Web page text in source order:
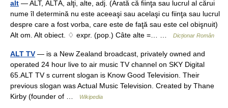
alt — ALT, ÁLTĂ, alţi, alte, adj. (Arată că fiinţa sau lucrul al cărui
nume îl determină nu este aceeaşi sau acelaşi cu fiinţa sau lucrul
despre care a fost vorba, care este de faţă sau este cel obişnuit)
Alt om. Alt obiect. ♢ expr. (pop.) Câte alte =… …
Dicționar Român
ALT TV — is a New Zealand broadcast, privately owned and
operated 24 hour live to air music TV channel on SKY Digital
65.ALT TV s current slogan is Know Good Television. Their
previous slogan was Actual Music Television. Created by Thane
Kirby (founder of …
Wikipedia